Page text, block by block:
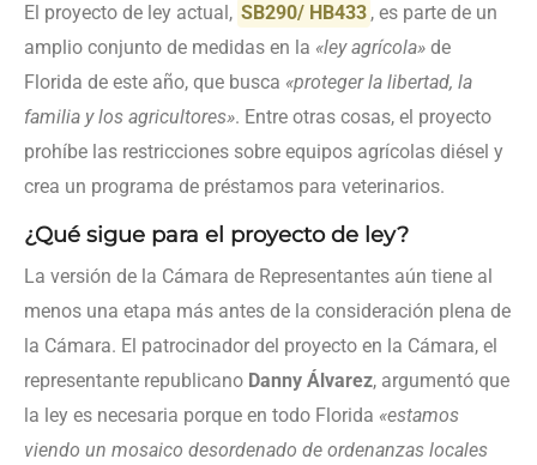
El proyecto de ley actual, SB290/ HB433 , es parte de un
amplio conjunto de medidas en la «ley agrícola» de
Florida de este año, que busca «proteger la libertad, la
familia y los agricultores». Entre otras cosas, el proyecto
prohíbe las restricciones sobre equipos agrícolas diésel y
crea un programa de préstamos para veterinarios.
¿Qué sigue para el proyecto de ley?
La versión de la Cámara de Representantes aún tiene al
menos una etapa más antes de la consideración plena de
la Cámara. El patrocinador del proyecto en la Cámara, el
representante republicano Danny Álvarez, argumentó que
la ley es necesaria porque en todo Florida «estamos
viendo un mosaico desordenado de ordenanzas locales